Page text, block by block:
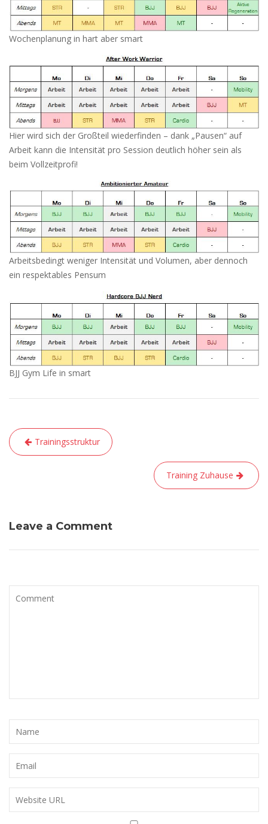
Wochenplanung in hart aber smart
Hier wird sich der Großteil wiederfinden – dank „Pausen“ auf
Arbeit kann die Intensität pro Session deutlich höher sein als
beim Vollzeitprofi!
Arbeitsbedingt weniger Intensität und Volumen, aber dennoch
ein respektables Pensum
BJJ Gym Life in smart
Beitragsnavigation
Trainingsstruktur
Training Zuhause
Leave a Comment